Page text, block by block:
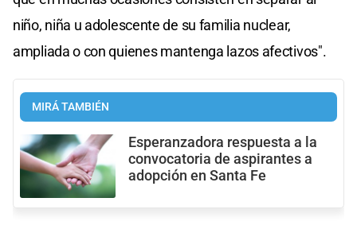
niño, niña u adolescente de su familia nuclear,
ampliada o con quienes mantenga lazos afectivos".
MIRÁ TAMBIÉN
Esperanzadora respuesta a la
convocatoria de aspirantes a
adopción en Santa Fe